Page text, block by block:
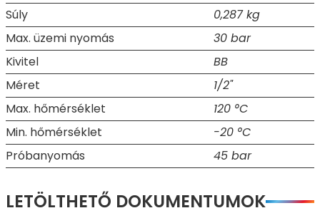
Súly
0,287 kg
Max. üzemi nyomás
30 bar
Kivitel
BB
Méret
1/2"
Max. hőmérséklet
120 °C
Min. hőmérséklet
-20 °C
Próbanyomás
45 bar
LETÖLTHETŐ DOKUMENTUMOK